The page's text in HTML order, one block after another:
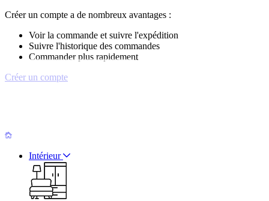
Créer un compte a de nombreux avantages :
Voir la commande et suivre l'expédition
Suivre l'historique des commandes
Commander plus rapidement
Créer un compte
Intérieur